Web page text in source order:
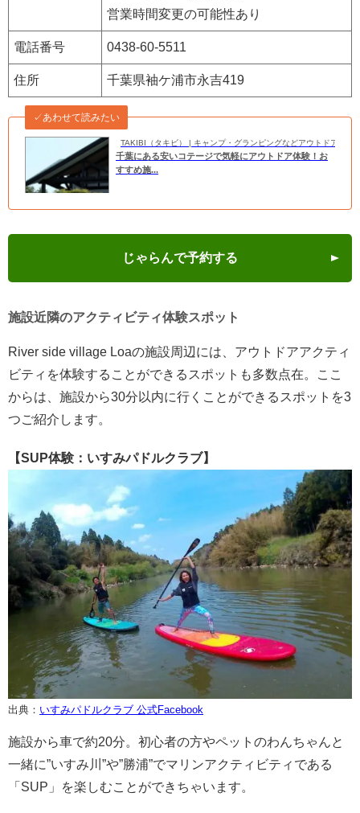
営業時間変更の可能性あり
電話番号 0438-60-5511
住所 千葉県袖ケ浦市永吉419
TAKIBI（タキビ） | キャンプ・グランピングなどアウトドアの総
✓あわせて読みたい
千葉にある安いコテージで気軽にアウトドア体験！お
すすめ施...
じゃらんで予約する
施設近隣のアクティビティ体験スポット
River side village Loaの施設周辺には、アウトドアアクティ
ビティを体験することができるスポットも多数点在。ここ
からは、施設から30分以内に行くことができるスポットを3
つご紹介します。
【SUP体験：いすみパドルクラブ】
出典： いすみパドルクラブ 公式Facebook
施設から車で約20分。初心者の方やペットのわんちゃんと
一緒に”いすみ川”や”勝浦”でマリンアクティビティである
「SUP」を楽しむことができちゃいます。